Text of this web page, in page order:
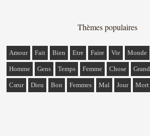
Thèmes populaires
Amour Fait Bien Etre Faire Vie Monde
Homme Gens Temps Femme Chose Grand
Cœur Dieu Bon Femmes Mal Jour Mort